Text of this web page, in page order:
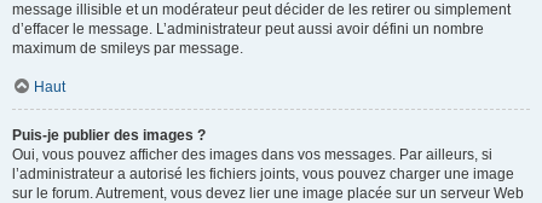
message illisible et un modérateur peut décider de les retirer ou simplement
d’effacer le message. L’administrateur peut aussi avoir défini un nombre
maximum de smileys par message.
Haut
Puis-je publier des images ?
Oui, vous pouvez afficher des images dans vos messages. Par ailleurs, si
l’administrateur a autorisé les fichiers joints, vous pouvez charger une image
sur le forum. Autrement, vous devez lier une image placée sur un serveur Web